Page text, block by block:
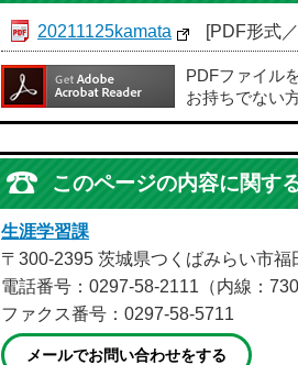
20211125kamata [PDF形式
PDFファイル
お持ちでない
このページの内容に関す
生涯学習課
〒300-2395 茨城県つくばみらい市
電話番号：0297-58-2111（内線：
ファクス番号：0297-58-5711
メールでお問い合わせをする